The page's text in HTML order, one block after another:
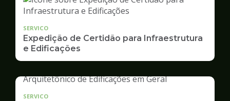
SERVICO
Expedição de Certidão para Infraestrutura
e Edificações
SERVICO